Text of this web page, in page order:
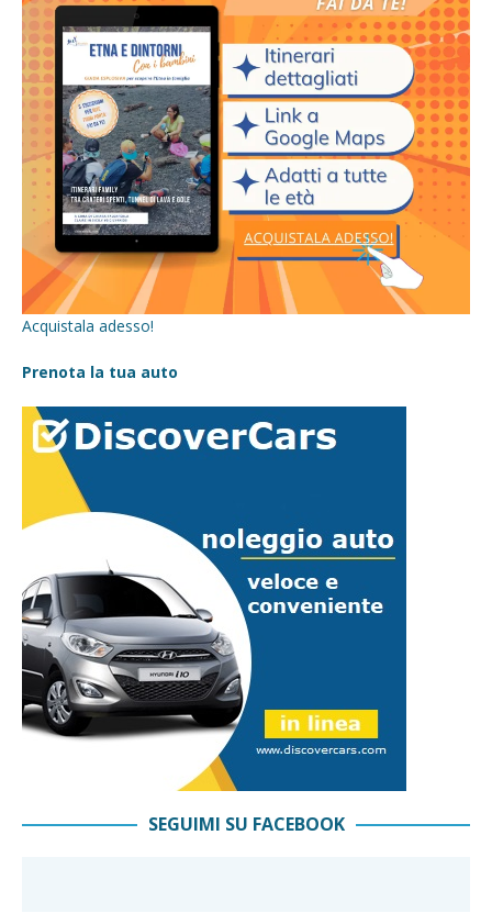
Acquistala adesso!
Prenota la tua auto
SEGUIMI SU FACEBOOK